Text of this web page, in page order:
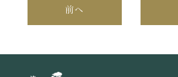
前へ